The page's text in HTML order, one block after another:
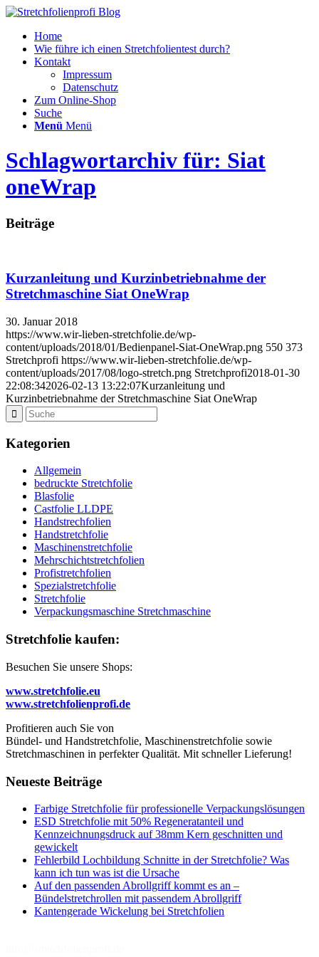
Home
Wie führe ich einen Stretchfolientest durch?
Kontakt
Impressum
Datenschutz
Zum Online-Shop
Suche
Menü Menü
Schlagwortarchiv für: Siat
oneWrap
Beiträge
Kurzanleitung und Kurzinbetriebnahme der
Stretchmaschine Siat OneWrap
30. Januar 2018
https://www.wir-lieben-stretchfolie.de/wp-
content/uploads/2018/01/Bedienpanel-Siat-OneWrap.png 550 373
Stretchprofi https://www.wir-lieben-stretchfolie.de/wp-
content/uploads/2017/08/logo-stretch.png Stretchprofi2018-01-30
22:08:342026-02-13 13:22:07Kurzanleitung und
Kurzinbetriebnahme der Stretchmaschine Siat OneWrap
Kategorien
Allgemein
bedruckte Stretchfolie
Blasfolie
Castfolie LLDPE
Handstrechfolien
Handstretchfolie
Maschinenstretchfolie
Mehrschichtstretchfolien
Profistretchfolien
Spezialstretchfolie
Stretchfolie
Verpackungsmaschine Stretchmaschine
Stretchfolie kaufen:
Besuchen Sie unsere Shops:
www.stretchfolie.eu
www.stretchfolienprofi.de
Profitieren auch Sie von
Bündel- und Handstretchfolie, Maschinenstretchfolie sowie
Stretchmaschinen in perfekter Qualität. Mit schneller Lieferung!
Neueste Beiträge
Farbige Stretchfolie für professionelle Verpackungslösungen
ESD Stretchfolie mit 50% Regeneratanteil und
Kennzeichnungsdruck auf 38mm Kern geschnitten und
gewickelt
Fehlerbild Lochbildung Schnitte in der Stretchfolie? Was
kann ich tun was ist die Ursache
Auf den passenden Abrollgriff kommt es an –
Bündelstretchrollen mit passendem Abrollgriff
Kantengerade Wickelung bei Stretchfolien